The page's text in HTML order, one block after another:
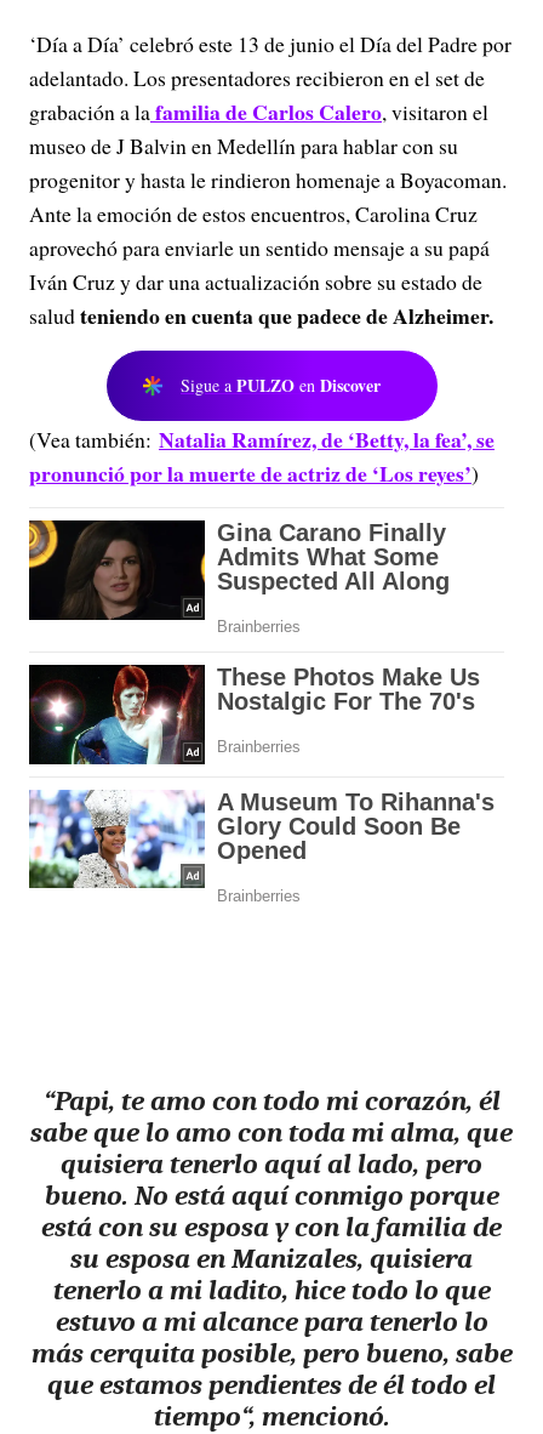
‘Día a Día’ celebró este 13 de junio el Día del Padre por
adelantado. Los presentadores recibieron en el set de
grabación a lafamilia de Carlos Calero, visitaron el
museo de J Balvin en Medellín para hablar con su
progenitor y hasta le rindieron homenaje a Boyacoman.
Ante la emoción de estos encuentros, Carolina Cruz
aprovechó para enviarle un sentido mensaje a su papá
Iván Cruz y dar una actualización sobre su estado de
saludteniendo en cuenta que padece de Alzheimer.
Sigue a PULZO en Discover
(Vea también: Natalia Ramírez, de ‘Betty, la fea’, se
pronunció por la muerte de actriz de ‘Los reyes’)
“Papi, te amo con todo mi corazón, él
sabe que lo amo con toda mi alma, que
quisiera tenerlo aquí al lado, pero
bueno. No está aquí conmigo porque
está con su esposa y con la familia de
su esposa en Manizales, quisiera
tenerlo a mi ladito, hice todo lo que
estuvo a mi alcance para tenerlo lo
más cerquita posible, pero bueno, sabe
que estamos pendientes de él todo el
tiempo“, mencionó.